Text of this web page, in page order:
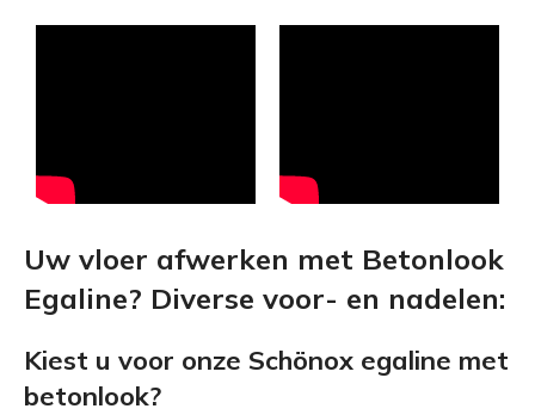
Uw vloer afwerken met Betonlook
Egaline? Diverse voor- en nadelen:
Kiest u voor onze Schönox egaline met
betonlook?